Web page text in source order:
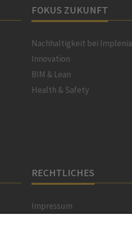
FOKUS ZUKUNFT
Nachhaltigkeit bei Implenia
Innovation
BIM & Lean
Health & Safety
RECHTLICHES
Impressum